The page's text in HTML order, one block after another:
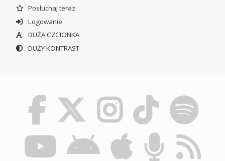
Posłuchaj teraz
Logowanie
DUŻA CZCIONKA
DUŻY KONTRAST